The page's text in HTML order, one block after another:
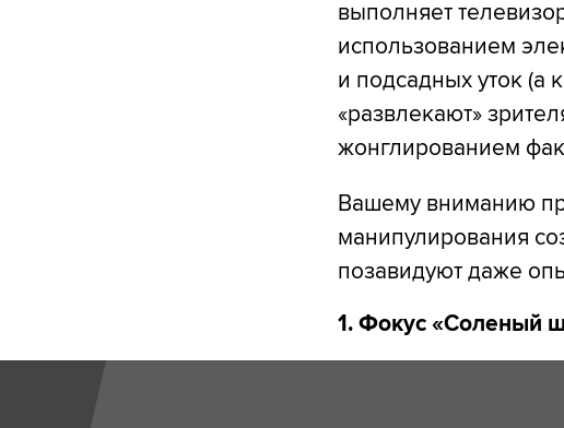
выполняет
использованием
и подсадных уток (а
«развлекают»
жонглированием
Вашему вниманию
манипулирования
позавидуют даже
1. Фокус «Соленый